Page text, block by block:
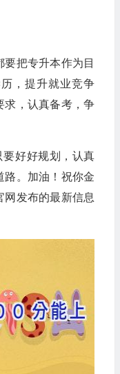
把专升本作为目
，提升就业竞争
求，认真备考，争
好好规划，认真
路。加油！祝你金
发布的最新信息